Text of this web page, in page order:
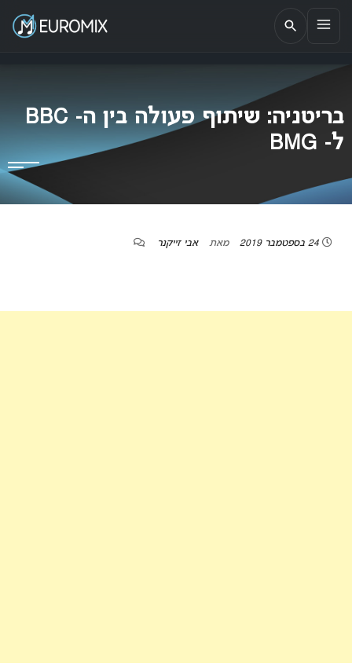
EUROMIX
אתר הבית של האירוויזיון בישראל
בריטניה: שיתוף פעולה בין ה- BBC
ל- BMG
מאת אבי זייקנר